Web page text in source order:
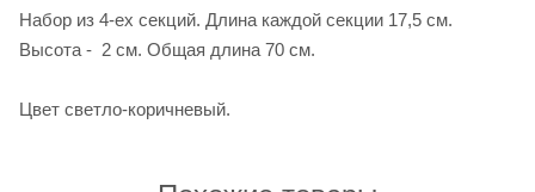
Набор из 4-ех секций. Длина каждой секции 17,5 см.
Высота - 2 см. Общая длина 70 см.
Цвет светло-коричневый.